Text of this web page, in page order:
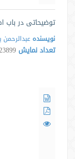
توضیحاتی در باب
نویسنده
تعداد نمایش